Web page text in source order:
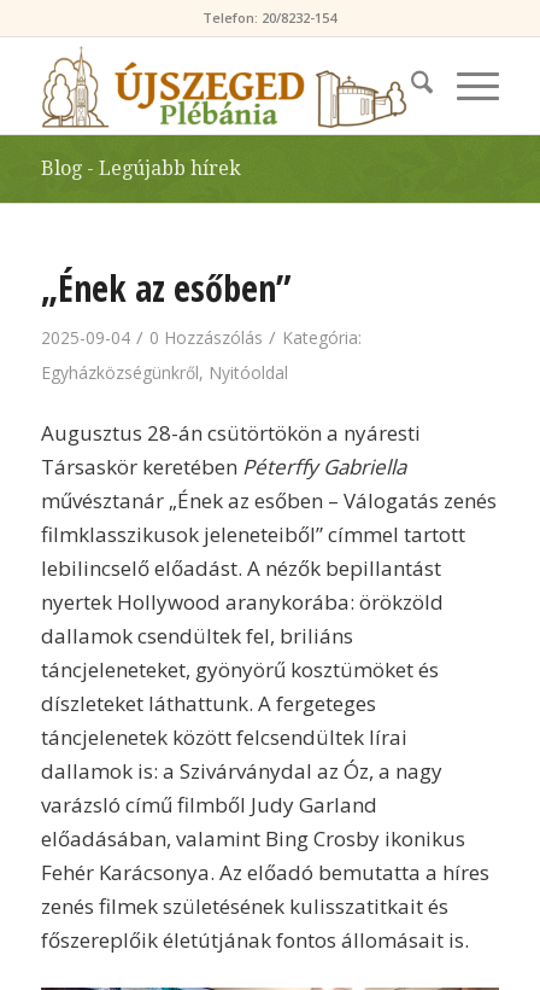
Telefon: 20/8232-154
Blog - Legújabb hírek
„Ének az esőben”
2025-09-04 / 0 Hozzászólás / Kategória:
Egyházközségünkről, Nyitóoldal
Augusztus 28-án csütörtökön a nyáresti
Társaskör keretében Péterffy Gabriella
művésztanár „Ének az esőben – Válogatás zenés
filmklasszikusok jeleneteiből” címmel tartott
lebilincselő előadást. A nézők bepillantást
nyertek Hollywood aranykorába: örökzöld
dallamok csendültek fel, briliáns
táncjeleneteket, gyönyörű kosztümöket és
díszleteket láthattunk. A fergeteges
táncjelenetek között felcsendültek lírai
dallamok is: a Szivárványdal az Óz, a nagy
varázsló című filmből Judy Garland
előadásában, valamint Bing Crosby ikonikus
Fehér Karácsonya. Az előadó bemutatta a híres
zenés filmek születésének kulisszatitkait és
főszereplőik életútjának fontos állomásait is.